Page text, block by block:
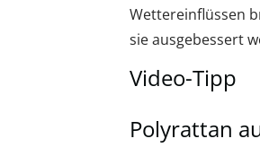
Wettereinflüssen
sie ausgebessert
Video-Tipp
Polyrattan